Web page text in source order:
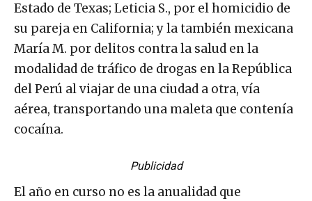
Estado de Texas; Leticia S., por el homicidio de
su pareja en California; y la también mexicana
María M. por delitos contra la salud en la
modalidad de tráfico de drogas en la República
del Perú al viajar de una ciudad a otra, vía
aérea, transportando una maleta que contenía
cocaína.
Publicidad
El año en curso no es la anualidad que